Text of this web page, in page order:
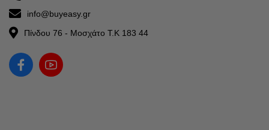
info@buyeasy.gr
Πίνδου 76 - Μοσχάτο Τ.Κ 183 44